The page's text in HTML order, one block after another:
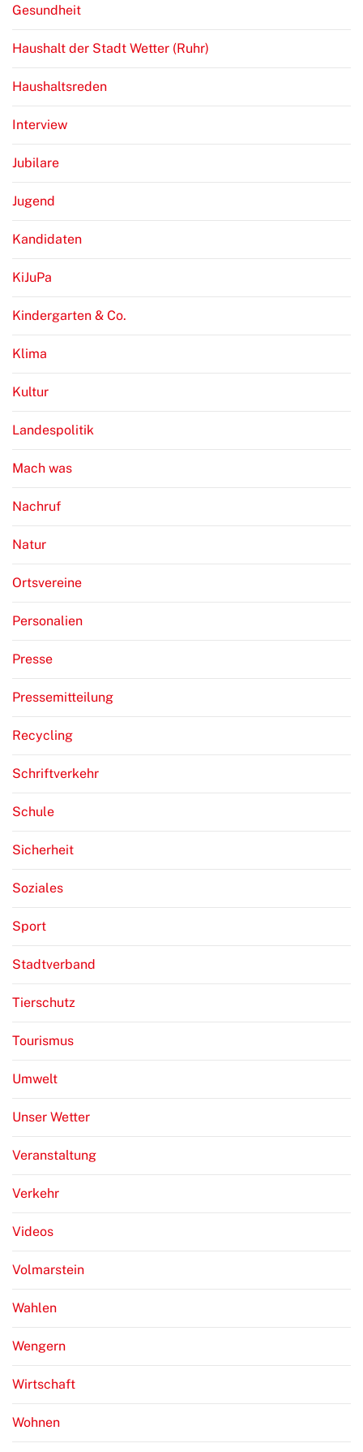
Gesundheit
Haushalt der Stadt Wetter (Ruhr)
Haushaltsreden
Interview
Jubilare
Jugend
Kandidaten
KiJuPa
Kindergarten & Co.
Klima
Kultur
Landespolitik
Mach was
Nachruf
Natur
Ortsvereine
Personalien
Presse
Pressemitteilung
Recycling
Schriftverkehr
Schule
Sicherheit
Soziales
Sport
Stadtverband
Tierschutz
Tourismus
Umwelt
Unser Wetter
Veranstaltung
Verkehr
Videos
Volmarstein
Wahlen
Wengern
Wirtschaft
Wohnen